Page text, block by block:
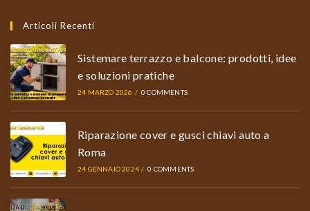
Articoli Recenti
Sistemare terrazzo e balcone: prodotti, idee
e soluzioni pratiche
24 MARZO 2026 / 0 COMMENTS
Riparazione cover e gusci chiavi auto a
Roma
24 GENNAIO 2024 / 0 COMMENTS